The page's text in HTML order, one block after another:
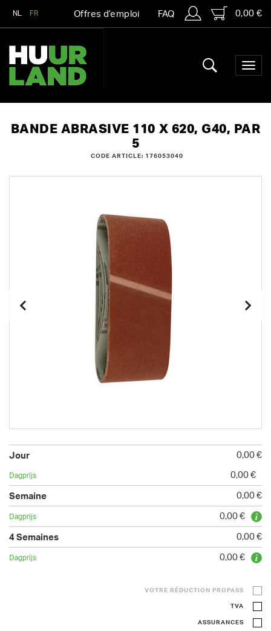
NL FR Offres d’emploi FAQ 0,00 €
BANDE ABRASIVE 110 X 620, G40, PAR
5
CODE ARTICLE: 176053040
0,00 €
0,00 €
0,00 €
0,00 €
0,00 €
0,00 €
VOTRE RÉDUCTION PROPASS
TVA
ASSURANCES